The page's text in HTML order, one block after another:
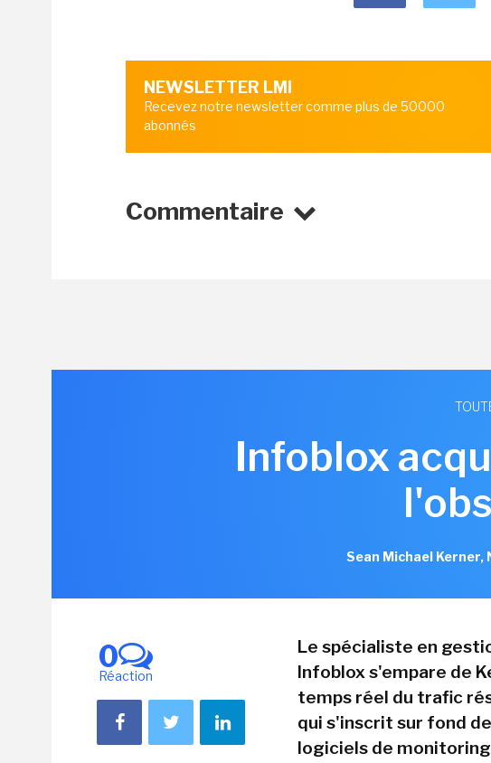
NEWSLETTER LMI
Recevez notre newsletter comme plus de 50000
abonnés
Commentaire
Infoblox
Sean Michael Kerner,
0
Réaction
Le spécialiste en
Infoblox s'empare de
temps réel du trafic
qui s'inscrit sur fond
logiciels de